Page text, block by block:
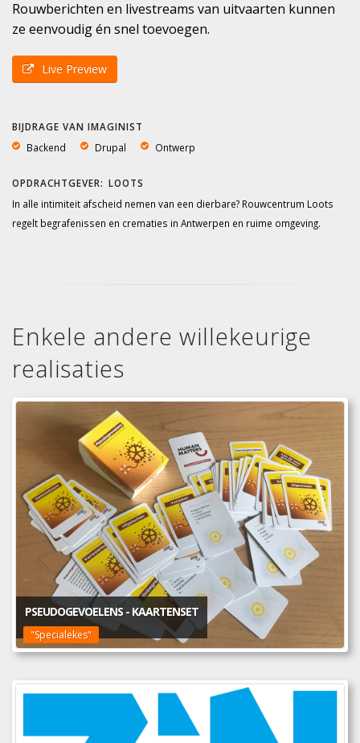
Rouwberichten en livestreams van uitvaarten kunnen
ze eenvoudig én snel toevoegen.
Live Preview
BIJDRAGE VAN IMAGINIST
Backend
Drupal Ontwerp
LOOTS
In alle intimiteit afscheid nemen van een dierbare? Rouwcentrum Loots
regelt begrafenissen en crematies in Antwerpen en ruime omgeving.
Enkele andere willekeurige
realisaties
PSEUDOGEVOELENS - KAARTENSET
"Specialekes"